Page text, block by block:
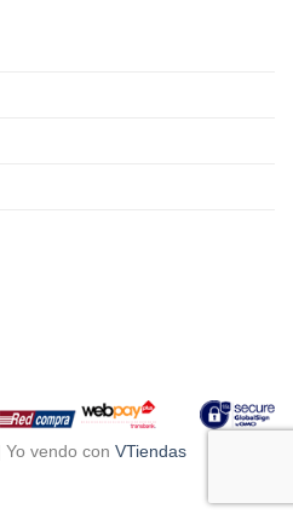
vendo con VTiendas